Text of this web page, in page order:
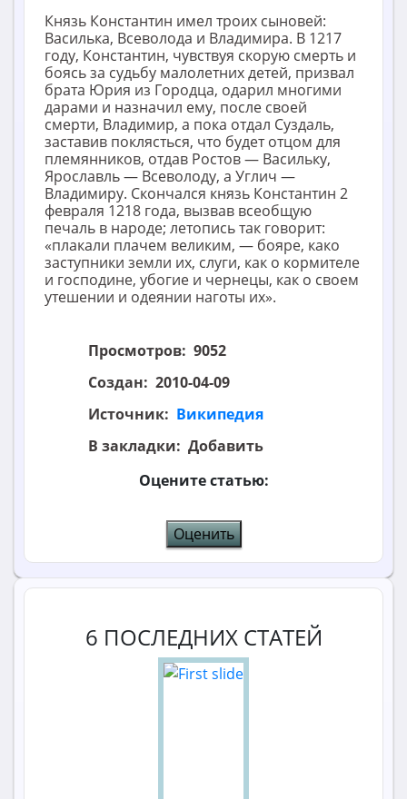
Князь Константин имел троих сыновей:
Василька, Всеволода и Владимира. В 1217
году, Константин, чувствуя скорую смерть и
боясь за судьбу малолетних детей, призвал
брата Юрия из Городца, одарил многими
дарами и назначил ему, после своей
смерти, Владимир, а пока отдал Суздаль,
заставив поклясться, что будет отцом для
племянников, отдав Ростов — Васильку,
Ярославль — Всеволоду, а Углич —
Владимиру. Скончался князь Константин 2
февраля 1218 года, вызвав всеобщую
печаль в народе; летопись так говорит:
«плакали плачем великим, — бояре, како
заступники земли их, слуги, как о кормителе
и господине, убогие и чернецы, как о своем
утешении и одеянии наготы их».
Просмотров: 9052
Создан: 2010-04-09
Источник: Википедия
В закладки: Добавить
Оцените статью:
6 ПОСЛЕДНИХ СТАТЕЙ